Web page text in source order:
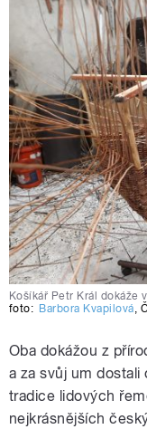
Košíkář Petr Král dokáže
foto: Barbora Kvapilová,
Oba dokážou z
a za svůj um
tradice lidových
nejkrásnějších